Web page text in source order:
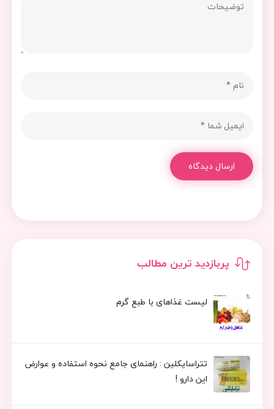
پربازدید ترین مطالب
لیست غذاهای با طبع گرم
تتراسایکلین : راهنمای جامع نحوه استفاده و عوارض
این دارو !
ارسال دیدگاه